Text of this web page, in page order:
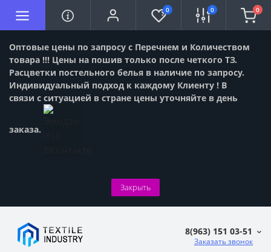
Оптовые цены по запросу с Перечнем и Количеством
товара !!! Цены на пошив только после четкого ТЗ.
Расцветки постельного белья в наличие по запросу.
Индивидуальный подход к каждому Клиенту ! В
связи с ситуацией в стране цены уточняйте в день
заказа.
Закрыть
0 0 0
8(963) 151 03-51
Заказать звонок